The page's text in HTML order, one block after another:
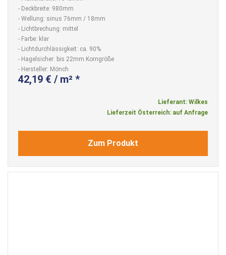
- Deckbreite: 980mm
- Wellung: sinus 76mm / 18mm
- Lichtbrechung: mittel
- Farbe: klar
- Lichtdurchlässigkeit: ca. 90%
- Hagelsicher: bis 22mm Korngröße
- Hersteller: Mönch
42,19 € / m² *
Lieferant: Wilkes
Lieferzeit Österreich: auf Anfrage
Zum Produkt